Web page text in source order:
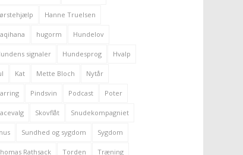
Hanne Truelsen
hugorm Hundelov
signaler Hundesprog Hvalp
Kat Mette Bloch Nytår
Pindsvin Podcast Poter
Skovflåt Snudekompagniet
Sundhed og sygdom Sygdom
Rathsack Torden Træning